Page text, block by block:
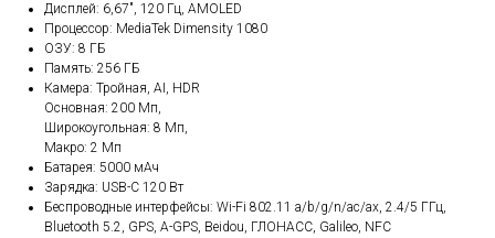
Дисплей: 6,67", 120 Гц, AMOLED
Процессор: MediaTek Dimensity 1080
ОЗУ: 8 ГБ
Память: 256 ГБ
Камера: Тройная, AI, HDR
Основная: 200 Мп,
Широкоугольная: 8 Мп,
Макро: 2 Мп
Батарея: 5000 мАч
Зарядка: USB-С 120 Вт
Беспроводные интерфейсы: Wi-Fi 802.11 a/b/g/n/ac/ax, 2.4/5 ГГц,
Bluetooth 5.2, GPS, A-GPS, Beidou, ГЛОНАСС, Galileo, NFC